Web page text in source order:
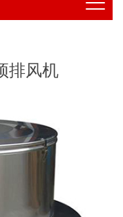
排风机